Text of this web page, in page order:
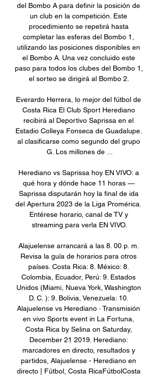
del Bombo A para definir la posición de
un club en la competición. Este
procedimiento se repetirá hasta
completar las esferas del Bombo 1,
utilizando las posiciones disponibles en
el Bombo A. Una vez concluido este
paso para todos los clubes del Bombo 1,
el sorteo se dirigirá al Bombo 2.
Everardo Herrera, lo mejor del fútbol de
Costa Rica El Club Sport Herediano
recibirá al Deportivo Saprissa en el
Estadio Colleya Fonseca de Guadalupe.
al clasificarse como segundo del grupo
G. Los millones de ...
Herediano vs Saprissa hoy EN VIVO: a
qué hora y dónde hace 11 horas —
Saprissa disputarán hoy la final de ida
del Apertura 2023 de la Liga Promérica.
Entérese horario, canal de TV y
streaming para verla EN VIVO.
Alajuelense arrancará a las 8. 00 p. m.
Revisa la guía de horarios para otros
países. Costa Rica: 8. México: 8.
Colombia, Ecuador, Perú: 9. Estados
Unidos (Miami, Nueva York, Washington
D. C. ): 9. Bolivia, Venezuela: 10.
Alajuelense vs Herediano · Transmisión
en vivo Sports event in La Fortuna,
Costa Rica by Selina on Saturday,
December 21 2019. Herediano:
marcadores en directo, resultados y
partidos, Alajuelense - Herediano en
directo | Fútbol, Costa RicaFútbolCosta